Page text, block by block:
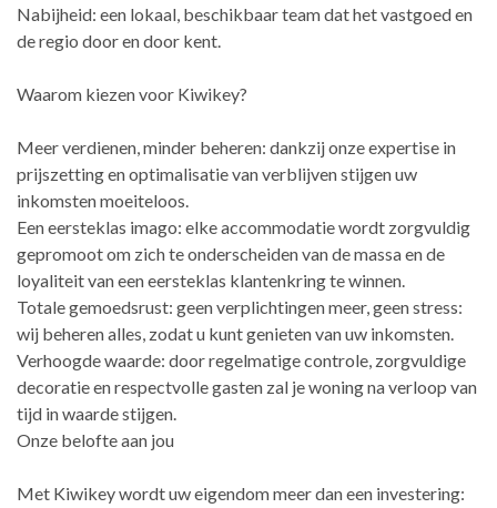
Nabijheid: een lokaal, beschikbaar team dat het vastgoed en
de regio door en door kent.
Waarom kiezen voor Kiwikey?
Meer verdienen, minder beheren: dankzij onze expertise in
prijszetting en optimalisatie van verblijven stijgen uw
inkomsten moeiteloos.
Een eersteklas imago: elke accommodatie wordt zorgvuldig
gepromoot om zich te onderscheiden van de massa en de
loyaliteit van een eersteklas klantenkring te winnen.
Totale gemoedsrust: geen verplichtingen meer, geen stress:
wij beheren alles, zodat u kunt genieten van uw inkomsten.
Verhoogde waarde: door regelmatige controle, zorgvuldige
decoratie en respectvolle gasten zal je woning na verloop van
tijd in waarde stijgen.
Onze belofte aan jou
Met Kiwikey wordt uw eigendom meer dan een investering: